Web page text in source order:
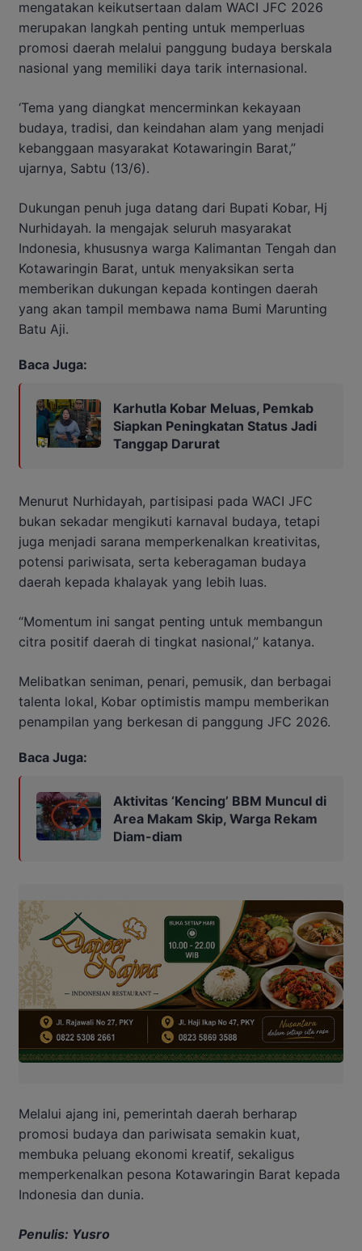
mengatakan keikutsertaan dalam WACI JFC 2026
merupakan langkah penting untuk memperluas
promosi daerah melalui panggung budaya berskala
nasional yang memiliki daya tarik internasional.
‘Tema yang diangkat mencerminkan kekayaan
budaya, tradisi, dan keindahan alam yang menjadi
kebanggaan masyarakat Kotawaringin Barat,”
ujarnya, Sabtu (13/6).
Dukungan penuh juga datang dari Bupati Kobar, Hj
Nurhidayah. Ia mengajak seluruh masyarakat
Indonesia, khususnya warga Kalimantan Tengah dan
Kotawaringin Barat, untuk menyaksikan serta
memberikan dukungan kepada kontingen daerah
yang akan tampil membawa nama Bumi Marunting
Batu Aji.
Baca Juga:
Karhutla Kobar Meluas, Pemkab
Siapkan Peningkatan Status Jadi
Tanggap Darurat
Menurut Nurhidayah, partisipasi pada WACI JFC
bukan sekadar mengikuti karnaval budaya, tetapi
juga menjadi sarana memperkenalkan kreativitas,
potensi pariwisata, serta keberagaman budaya
daerah kepada khalayak yang lebih luas.
“Momentum ini sangat penting untuk membangun
citra positif daerah di tingkat nasional,” katanya.
Melibatkan seniman, penari, pemusik, dan berbagai
talenta lokal, Kobar optimistis mampu memberikan
penampilan yang berkesan di panggung JFC 2026.
Baca Juga:
Aktivitas ‘Kencing’ BBM Muncul di
Area Makam Skip, Warga Rekam
Diam-diam
Melalui ajang ini, pemerintah daerah berharap
promosi budaya dan pariwisata semakin kuat,
membuka peluang ekonomi kreatif, sekaligus
memperkenalkan pesona Kotawaringin Barat kepada
Indonesia dan dunia.
Penulis: Yusro